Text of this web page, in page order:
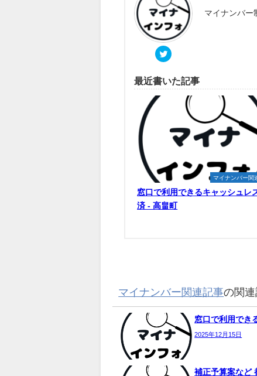
マイナンバー
最近書いた記事
マイナンバー関
窓口で利用できるキャッシュレ
済 - 高畠町
マイナンバー関連記事の関
窓口で利用でき
2025年12月15日
補正予算案など